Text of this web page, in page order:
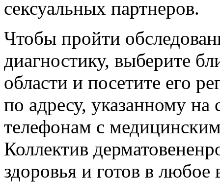
сексуальных партнеров.
Чтобы пройти
диагностику, выберите
области и посетите его
по адресу, указанному на
телефонам с
Коллектив
здоровья и готов в